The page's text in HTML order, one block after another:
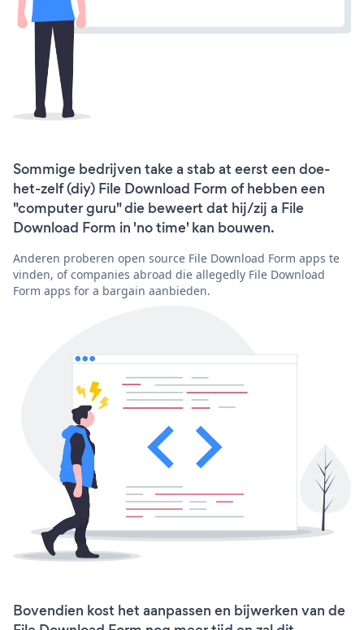
Sommige bedrijven take a stab at eerst een doe-
het-zelf (diy) File Download Form of hebben een
"computer guru" die beweert dat hij/zij a File
Download Form in 'no time' kan bouwen.
Anderen proberen open source File Download Form apps te
vinden, of companies abroad die allegedly File Download
Form apps for a bargain aanbieden.
Bovendien kost het aanpassen en bijwerken van de